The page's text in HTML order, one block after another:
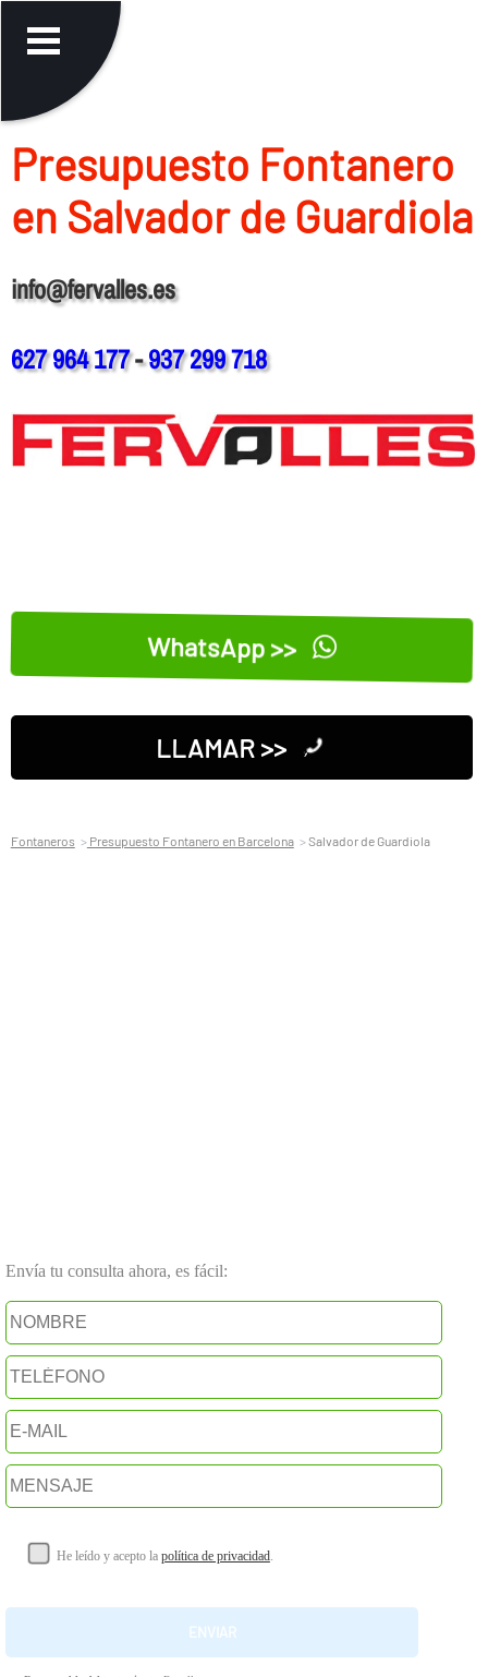
Presupuesto Fontanero
en Salvador de Guardiola
info@fervalles.es
627 964 177-937 299 718
WhatsApp >>
LLAMAR >>
Fontaneros Presupuesto Fontanero en Barcelona Salvador de Guardiola
Envía tu consulta ahora, es fácil:
He leído y acepto la política de privacidad.